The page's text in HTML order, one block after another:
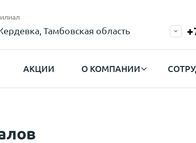
Тамбовская область
АКЦИИ О КОМПАНИИ